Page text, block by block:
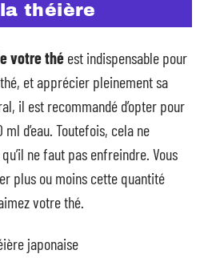
théière
votre thé est indispensable pour
et apprécier pleinement sa
il est recommandé d’opter pour
d’eau. Toutefois, cela ne
ne faut pas enfreindre. Vous
plus ou moins cette quantité
votre thé.